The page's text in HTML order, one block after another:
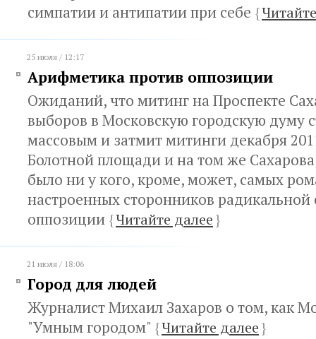
симпатии и антипатии при себе {
25 июля / 12:17
Арифметика против оппозиции
Ожиданий, что митинг на Проспекте
выборов в Московскую городскую думу
массовым и затмит митинги декабря
Болотной площади и на том же
было ни у кого, кроме, может, самых
настроенных сторонников радикальной
оппозиции {Читайте далее}
21 июля / 18:06
Город для людей
Журналист Михаил Захаров о том, как
"Умным городом" {Читайте далее}